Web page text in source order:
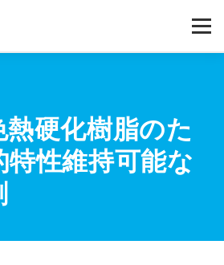
硬化樹脂のた
特性維持可能な